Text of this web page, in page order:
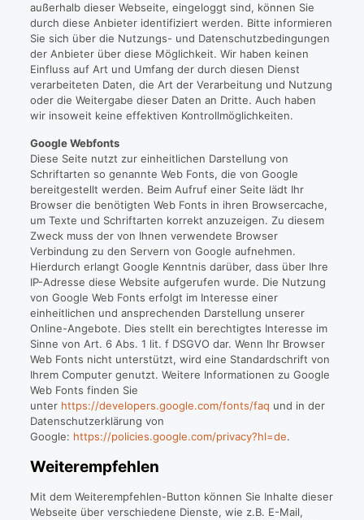
außerhalb dieser Webseite, eingeloggt sind, können Sie
durch diese Anbieter identifiziert werden. Bitte informieren
Sie sich über die Nutzungs- und Datenschutzbedingungen
der Anbieter über diese Möglichkeit. Wir haben keinen
Einfluss auf Art und Umfang der durch diesen Dienst
verarbeiteten Daten, die Art der Verarbeitung und Nutzung
oder die Weitergabe dieser Daten an Dritte. Auch haben
wir insoweit keine effektiven Kontrollmöglichkeiten.
Google Webfonts
Diese Seite nutzt zur einheitlichen Darstellung von
Schriftarten so genannte Web Fonts, die von Google
bereitgestellt werden. Beim Aufruf einer Seite lädt Ihr
Browser die benötigten Web Fonts in ihren Browsercache,
um Texte und Schriftarten korrekt anzuzeigen. Zu diesem
Zweck muss der von Ihnen verwendete Browser
Verbindung zu den Servern von Google aufnehmen.
Hierdurch erlangt Google Kenntnis darüber, dass über Ihre
IP-Adresse diese Website aufgerufen wurde. Die Nutzung
von Google Web Fonts erfolgt im Interesse einer
einheitlichen und ansprechenden Darstellung unserer
Online-Angebote. Dies stellt ein berechtigtes Interesse im
Sinne von Art. 6 Abs. 1 lit. f DSGVO dar. Wenn Ihr Browser
Web Fonts nicht unterstützt, wird eine Standardschrift von
Ihrem Computer genutzt. Weitere Informationen zu Google
Web Fonts finden Sie
unter https://developers.google.com/fonts/faq und in der
Datenschutzerklärung von
Google: https://policies.google.com/privacy?hl=de.
Weiterempfehlen
Mit dem Weiterempfehlen-Button können Sie Inhalte dieser
Webseite über verschiedene Dienste, wie z.B. E-Mail,